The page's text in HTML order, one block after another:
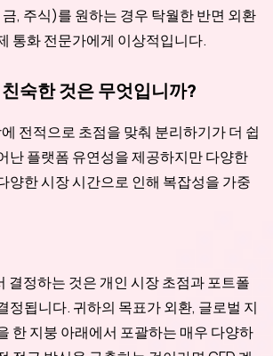
, 주식)를 원하는 경우 탁월한 반면 외환
통화 전문가에게 이상적입니다.
숙한 것은 무엇입니까?
전적으로 초점을 맞춰 분리하기가 더 쉽
난 플랫폼 유연성을 제공하지만 다양한
양한 시장 시간으로 인해 복잡성을 가중
결정하는 것은 개인 시장 초점과 포트폴
정됩니다. 귀하의 목표가 외환, 글로벌 지
한 지붕 아래에서 포괄하는 매우 다양하